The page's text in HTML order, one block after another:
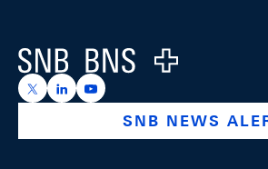
Logo
https://x.com/snb_bns
https://ch.linkedin.com/
https://
SNB NEWS